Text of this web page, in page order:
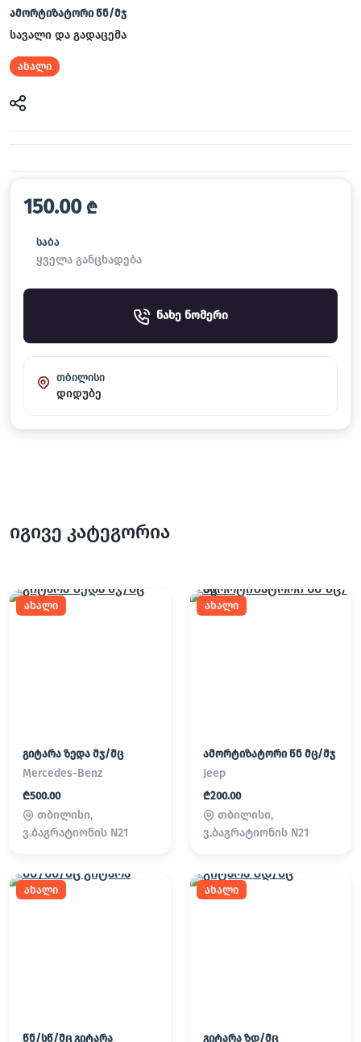
ამორტიზატორი წნ/მჯ
სავალი და გადაცემა
ახალი
150.00 ₾
საბა
ყველა განცხადება
ნახე ნომერი
თბილისი
დიდუბე
იგივე კატეგორია
ახალი
გიტარა ზედა მჯ/მც
Mercedes-Benz
₾500.00
თბილისი,
ვ.ბაგრატიონის N21
ახალი
ამორტიზატორი წნ მც/მჯ
Jeep
₾200.00
თბილისი,
ვ.ბაგრატიონის N21
ახალი
წნ/სწ/მც გიტარა
ახალი
გიტარა ზდ/მც